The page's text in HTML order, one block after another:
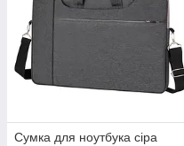
Сумка для ноутбука сіра